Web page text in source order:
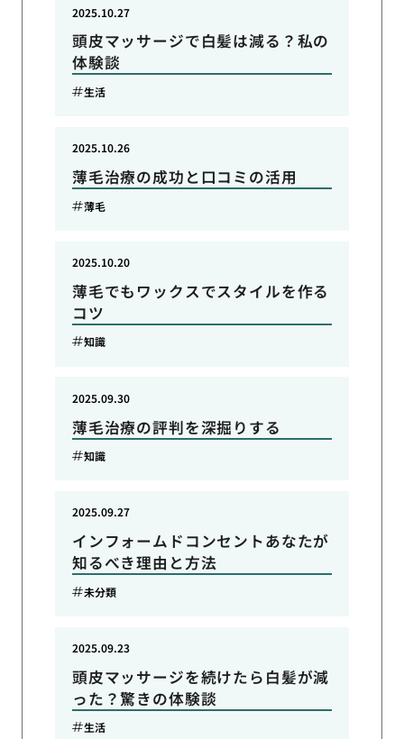
頭皮マッサージで白髪は減る？私の
体験談
2025.10.27
生活
薄毛治療の成功と口コミの活用
2025.10.26
薄毛
薄毛でもワックスでスタイルを作る
コツ
2025.10.20
知識
薄毛治療の評判を深掘りする
2025.09.30
知識
インフォームドコンセントあなたが
知るべき理由と方法
2025.09.27
未分類
頭皮マッサージを続けたら白髪が減
った？驚きの体験談
2025.09.23
生活